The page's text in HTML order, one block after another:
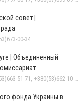
совет |
00-34
| Объединенный
+380(53)662-00-54, +380(53)663-51-71, +380(53)662-10-35
фонда Украины в